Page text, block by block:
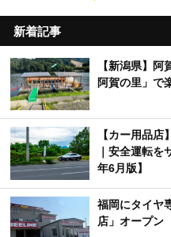
新着記事
【新潟県】
阿賀の里」で
【カー用品
｜安全運転
年6月版】
福岡にタイヤ
店」オープン